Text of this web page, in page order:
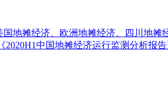
地摊经济、欧洲地摊经济、四川地摊
2020H1中国地摊经济运行监测分析